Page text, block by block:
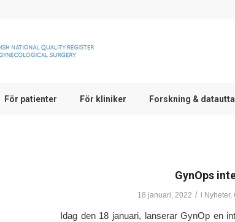
För patienter För kliniker Forskning &
GynOps
18 januari, 2022 / i Nyheter,
Idag den 18 januari, lanserar GynOp en